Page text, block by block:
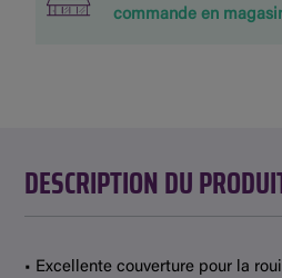
commande en
DESCRIPTION DU
• Excellente couverture pour la